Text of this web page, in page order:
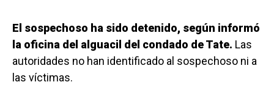
El sospechoso ha sido detenido, según informó
la oficina del alguacil del condado de Tate. Las
autoridades no han identificado al sospechoso ni a
las víctimas.